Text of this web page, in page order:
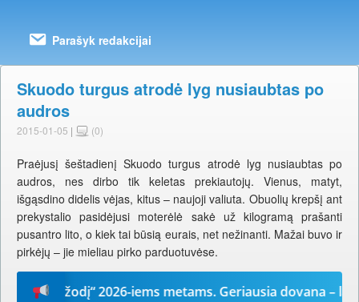
Parašyk redakcijai
Skuodo turgus atrodė lyg nusiaubtas po
audros
2015-01-05 | (0)
Praėjusį šeštadienį Skuodo turgus atrodė lyg nusiaubtas po
audros, nes dirbo tik keletas prekiautojų. Vienus, matyt,
išgąsdino didelis vėjas, kitus – naujoji valiuta. Obuolių krepšį ant
prekystalio pasidėjusi moterėlė sakė už kilogramą prašanti
pusantro lito, o kiek tai būsią eurais, net nežinanti. Mažai buvo ir
pirkėjų – jie mieliau pirko parduotuvėse.
žodį“ 2026-iems metams. Geriausia dovana –